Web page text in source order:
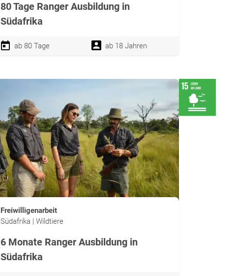
80 Tage Ranger Ausbildung in
Südafrika
ab 80 Tage ab 18 Jahren
Freiwilligenarbeit
Südafrika | Wildtiere
6 Monate Ranger Ausbildung in
Südafrika